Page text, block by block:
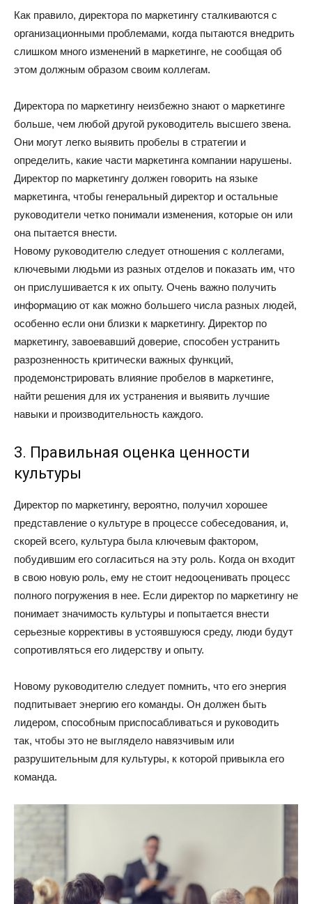
Как правило, директора по маркетингу сталкиваются с
организационными проблемами, когда пытаются внедрить
слишком много изменений в маркетинге, не сообщая об
этом должным образом своим коллегам.
Директора по маркетингу неизбежно знают о маркетинге
больше, чем любой другой руководитель высшего звена.
Они могут легко выявить пробелы в стратегии и
определить, какие части маркетинга компании нарушены.
Директор по маркетингу должен говорить на языке
маркетинга, чтобы генеральный директор и остальные
руководители четко понимали изменения, которые он или
она пытается внести.
Новому руководителю следует отношения с коллегами,
ключевыми людьми из разных отделов и показать им, что
он прислушивается к их опыту. Очень важно получить
информацию от как можно большего числа разных людей,
особенно если они близки к маркетингу. Директор по
маркетингу, завоевавший доверие, способен устранить
разрозненность критически важных функций,
продемонстрировать влияние пробелов в маркетинге,
найти решения для их устранения и выявить лучшие
навыки и производительность каждого.
3. Правильная оценка ценности
культуры
Директор по маркетингу, вероятно, получил хорошее
представление о культуре в процессе собеседования, и,
скорей всего, культура была ключевым фактором,
побудившим его согласиться на эту роль. Когда он входит
в свою новую роль, ему не стоит недооценивать процесс
полного погружения в нее. Если директор по маркетингу не
понимает значимость культуры и попытается внести
серьезные коррективы в устоявшуюся среду, люди будут
сопротивляться его лидерству и опыту.
Новому руководителю следует помнить, что его энергия
подпитывает энергию его команды. Он должен быть
лидером, способным приспосабливаться и руководить
так, чтобы это не выглядело навязчивым или
разрушительным для культуры, к которой привыкла его
команда.